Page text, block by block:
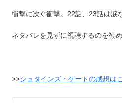
衝撃に次ぐ衝撃。22話、23話は涙
ネタバレを見ずに視聴するのを勧め
>>シュタインズ・ゲートの感想は